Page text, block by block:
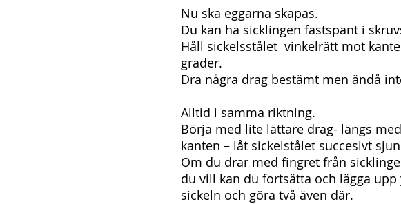
Nu ska eggarna skapas.
Du kan ha sicklingen fastspänt i
Håll sickelsstålet vinkelrätt mot
grader.
Dra några drag bestämt men ändå
Alltid i samma riktning.
Börja med lite lättare drag- längs med
kanten – låt sickelstålet succesivt
Om du drar med fingret från
du vill kan du fortsätta och lägga
sickeln och göra två även där.